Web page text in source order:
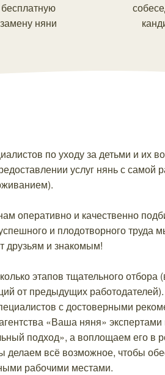
бесплатную
замену няни
по уходу за детьми и их
услуг нянь с самой
оперативно и качественно
и плодотворного труда
друзьям и знакомым!
этапов тщательного отбора
от предыдущих работодателей
с достоверными
«Ваша няня»
подход», а воплощаем его в
всё возможное, чтобы
рабочими местами.